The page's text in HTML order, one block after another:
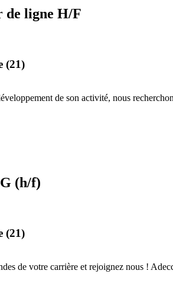
de ligne H/F
(21)
de son activité, nous
(h/f)
(21)
de votre carrière et rejoignez nous !